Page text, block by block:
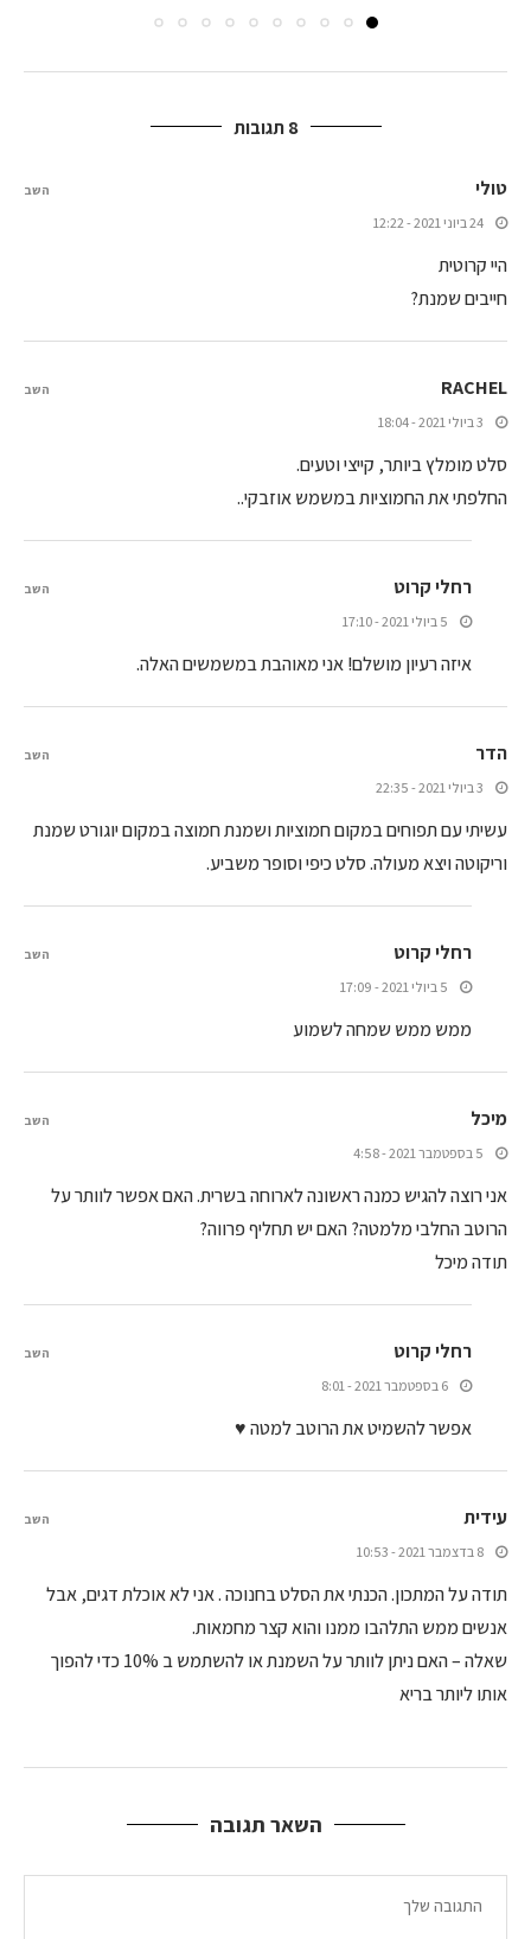
8 תגובות
טולי
24 ביוני 2021 - 12:22
היי קרוטית
חייבים שמנת?
השב
RACHEL
3 ביולי 2021 - 18:04
סלט מומלץ ביותר, קייצי וטעים.
החלפתי את החמוציות במשמש אוזבקי..
השב
רחלי קרוט
5 ביולי 2021 - 17:10
איזה רעיון מושלם! אני מאוהבת במשמשים האלה.
השב
הדר
3 ביולי 2021 - 22:35
עשיתי עם תפוחים במקום חמוציות ושמנת חמוצה במקום יוגורט שמנת
וריקוטה ויצא מעולה. סלט כיפי וסופר משביע.
השב
רחלי קרוט
5 ביולי 2021 - 17:09
ממש ממש שמחה לשמוע
השב
מיכל
5 בספטמבר 2021 - 4:58
אני רוצה להגיש כמנה ראשונה לארוחה בשרית. האם אפשר לוותר על
הרוטב החלבי מלמטה? האם יש תחליף פרווה?
תודה מיכל
השב
רחלי קרוט
6 בספטמבר 2021 - 8:01
אפשר להשמיט את הרוטב למטה ♥
השב
עידית
8 בדצמבר 2021 - 10:53
תודה על המתכון. הכנתי את הסלט בחנוכה . אני לא אוכלת דגים, אבל
אנשים ממש התלהבו ממנו והוא קצר מחמאות.
שאלה – האם ניתן לוותר על השמנת או להשתמש ב 10% כדי להפוך
אותו ליותר בריא
השב
השאר תגובה